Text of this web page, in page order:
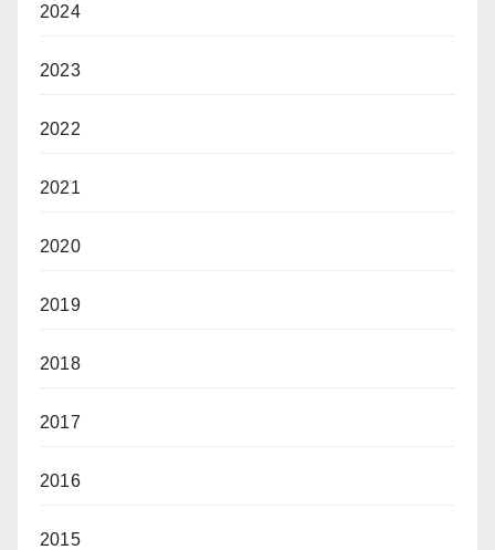
2024
2023
2022
2021
2020
2019
2018
2017
2016
2015